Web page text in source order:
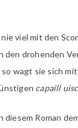
viel mit den
den drohenden
wagt sie sich
capaill
Roman